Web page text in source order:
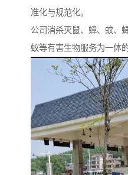
准化与规范化。
公司消杀灭鼠、蟑、蚊、
蚁等有害生物服务为一体